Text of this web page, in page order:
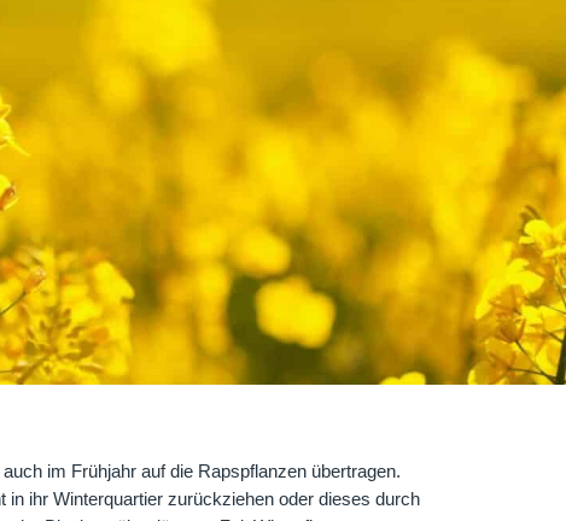
im Frühjahr auf die Rapspflanzen übertragen.
ihr Winterquartier zurückziehen oder dieses durch